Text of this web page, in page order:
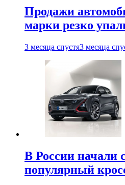
Продажи
марки резко
3 месяца спустя3 месяца
В России начали
популярный